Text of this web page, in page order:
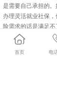
是需要自己承担的
办理灵活就业社保
险需求的话是满足不
以上就是咸阳社保
首页 电